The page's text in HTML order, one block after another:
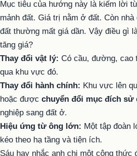
Mục tiêu của hướng này là kiếm lời
mảnh đất. Giá trị nằm ở đất. Còn
đất thường mất giá dần. Vậy điều gì
tăng giá?
Thay đổi vật lý: Có cầu, đường, cao
qua khu vực đó.
Thay đổi hành chính: Khu vực lên
hoặc được chuyển đổi mục đích sử
nghiệp sang đất ở.
Hiệu ứng từ ông lớn: Một tập đoàn
kéo theo hạ tầng và tiện ích.
Sáu hay nhắc anh chị một công thức